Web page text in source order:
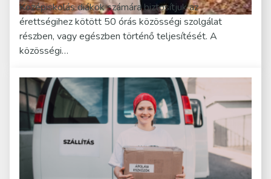
Középiskolás diákok számára biztosítjuk az
érettségihez kötött 50 órás közösségi szolgálat
részben, vagy egészben történő teljesítését. A
közösségi…